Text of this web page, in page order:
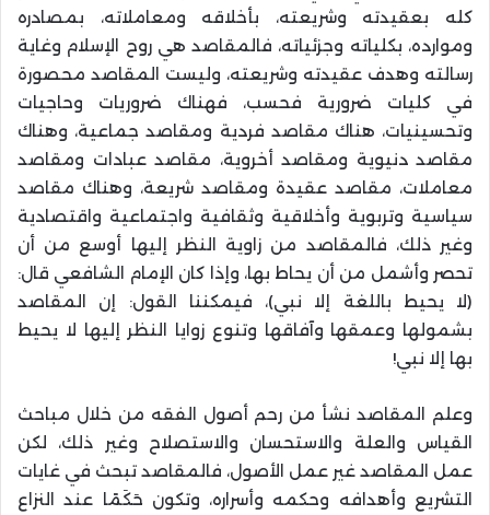
كله بعقيدته وشريعته، بأخلاقه ومعاملاته، بمصادره
وموارده، بكلياته وجزئياته، فالمقاصد هي روح الإسلام وغاية
رسالته وهدف عقيدته وشريعته، وليست المقاصد محصورة
في كليات ضرورية فحسب، فهناك ضروريات وحاجيات
وتحسينيات، هناك مقاصد فردية ومقاصد جماعية، وهناك
مقاصد دنيوية ومقاصد أخروية، مقاصد عبادات ومقاصد
معاملات، مقاصد عقيدة ومقاصد شريعة، وهناك مقاصد
سياسية وتربوية وأخلاقية وثقافية واجتماعية واقتصادية
وغير ذلك، فالمقاصد من زاوية النظر إليها أوسع من أن
تحصر وأشمل من أن يحاط بها، وإذا كان الإمام الشافعي قال:
(لا يحيط باللغة إلا نبي)، فيمكننا القول: إن المقاصد
بشمولها وعمقها وآفاقها وتنوع زوايا النظر إليها لا يحيط
بها إلا نبي!
وعلم المقاصد نشأ من رحم أصول الفقه من خلال مباحث
القياس والعلة والاستحسان والاستصلاح وغير ذلك، لكن
عمل المقاصد غير عمل الأصول، فالمقاصد تبحث في غايات
التشريع وأهدافه وحكمه وأسراره، وتكون حَكَمًا عند النزاع